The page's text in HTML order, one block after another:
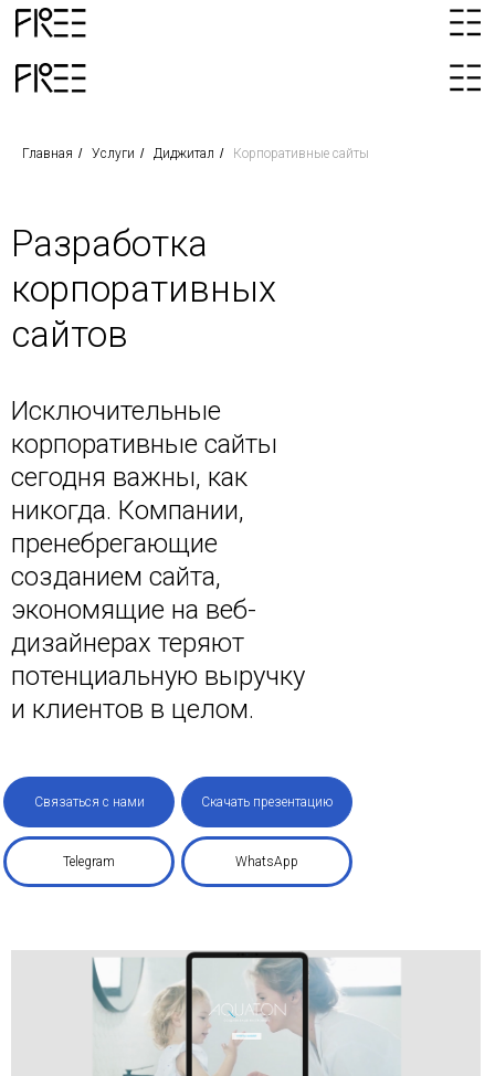
Главная / Услуги / Диджитал / Корпоративные сайты
Разработка
корпоративных
сайтов
Исключительные
корпоративные сайты
сегодня важны, как
никогда. Компании,
пренебрегающие
созданием сайта,
экономящие на веб-
дизайнерах теряют
потенциальную выручку
и клиентов в целом.
Связаться с нами Скачать презентацию
Telegram WhatsApp